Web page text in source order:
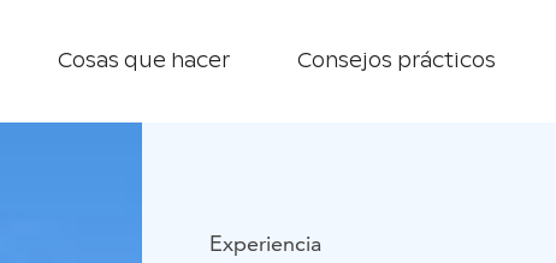
Cosas que hacer Consejos prácticos
Experiencia